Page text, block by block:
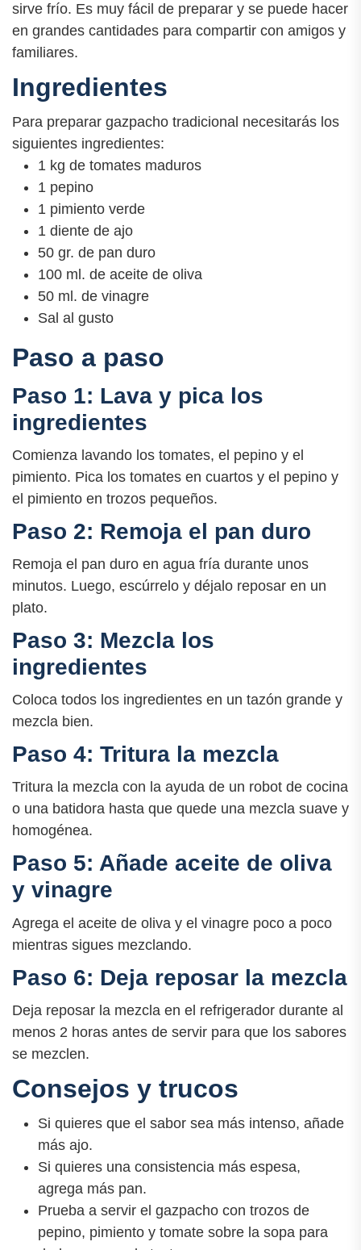
sirve frío. Es muy fácil de preparar y se puede hacer
en grandes cantidades para compartir con amigos y
familiares.
Ingredientes
Para preparar gazpacho tradicional necesitarás los
siguientes ingredientes:
1 kg de tomates maduros
1 pepino
1 pimiento verde
1 diente de ajo
50 gr. de pan duro
100 ml. de aceite de oliva
50 ml. de vinagre
Sal al gusto
Paso a paso
Paso 1: Lava y pica los
ingredientes
Comienza lavando los tomates, el pepino y el
pimiento. Pica los tomates en cuartos y el pepino y
el pimiento en trozos pequeños.
Paso 2: Remoja el pan duro
Remoja el pan duro en agua fría durante unos
minutos. Luego, escúrrelo y déjalo reposar en un
plato.
Paso 3: Mezcla los
ingredientes
Coloca todos los ingredientes en un tazón grande y
mezcla bien.
Paso 4: Tritura la mezcla
Tritura la mezcla con la ayuda de un robot de cocina
o una batidora hasta que quede una mezcla suave y
homogénea.
Paso 5: Añade aceite de oliva
y vinagre
Agrega el aceite de oliva y el vinagre poco a poco
mientras sigues mezclando.
Paso 6: Deja reposar la mezcla
Deja reposar la mezcla en el refrigerador durante al
menos 2 horas antes de servir para que los sabores
se mezclen.
Consejos y trucos
Si quieres que el sabor sea más intenso, añade
más ajo.
Si quieres una consistencia más espesa,
agrega más pan.
Prueba a servir el gazpacho con trozos de
pepino, pimiento y tomate sobre la sopa para